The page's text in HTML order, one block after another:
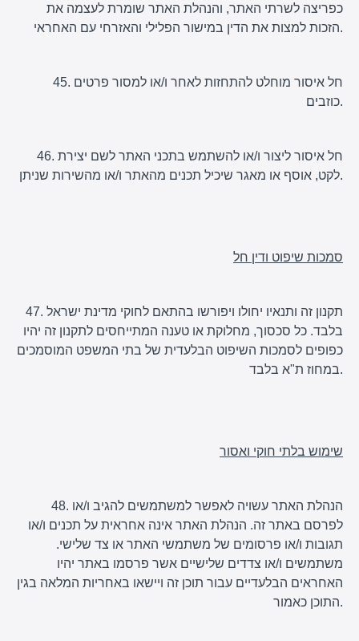
כפריצה לשרתי האתר, והנהלת האתר שומרת לעצמה את
הזכות למצות את הדין במישור הפלילי והאזרחי עם האחראי.
45. חל איסור מוחלט להתחזות לאחר ו/או למסור פרטים
כוזבים.
46. חל איסור ליצור ו/או להשתמש בתכני האתר לשם יצירת
לקט, אוסף או מאגר שיכיל תכנים מהאתר ו/או מהשירות שניתן.
סמכות שיפוט ודין חל
47. תקנון זה ותנאיו יחולו ויפורשו בהתאם לחוקי מדינת ישראל
בלבד. כל סכסוך, מחלוקת או טענה המתייחסים לתקנון זה יהיו
כפופים לסמכות השיפוט הבלעדית של בתי המשפט המוסמכים
במחוז ת"א בלבד.
שימוש בלתי חוקי ואסור
48. הנהלת האתר עשויה לאפשר למשתמשים להגיב ו/או
לפרסם באתר זה. הנהלת האתר אינה אחראית על תכנים ו/או
תגובות ו/או פרסומים של משתמשי האתר או צד שלישי.
משתמשים ו/או צדדים שלישיים אשר פרסמו באתר יהיו
האחראים הבלעדיים עבור תוכן זה ויישאו באחריות המלאה בגין
התוכן כאמור.